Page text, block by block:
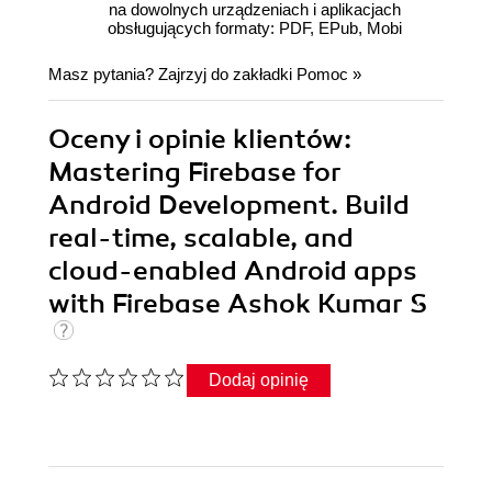
na dowolnych urządzeniach i aplikacjach
obsługujących formaty: PDF, EPub, Mobi
Masz pytania? Zajrzyj do zakładki Pomoc »
Oceny i opinie klientów:
Mastering Firebase for
Android Development. Build
real-time, scalable, and
cloud-enabled Android apps
with Firebase Ashok Kumar S
Dodaj opinię